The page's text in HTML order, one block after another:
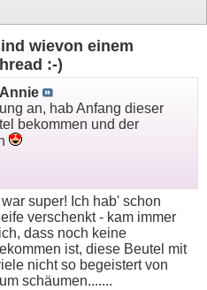
wievon einem
:-)
an, hab Anfang dieser
bekommen und der
super! Ich hab' schon
verschenkt - kam immer
dass noch keine
ist, diese Beutel mit
nicht so begeistert von
schäumen.......